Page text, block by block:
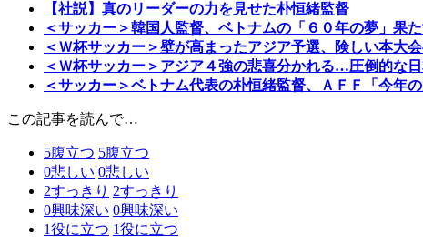
【社説】真のリーダーの力を見せた朴恒緒監督
＜サッカー＞韓国人監督、ベトナムの「６０年の夢」果
＜Ｗ杯サッカー＞壁が高まったアジア予選、険しい本大
＜Ｗ杯サッカー＞アジア４強の悲喜分かれる…圧倒的な
＜サッカー＞ベトナム代表の朴恒緒監督、ＡＦＦ「今年
この記事を読んで…
5腹立つ 5腹立つ
0悲しい 0悲しい
2すっきり 2すっきり
0興味深い 0興味深い
1役に立つ 1役に立つ